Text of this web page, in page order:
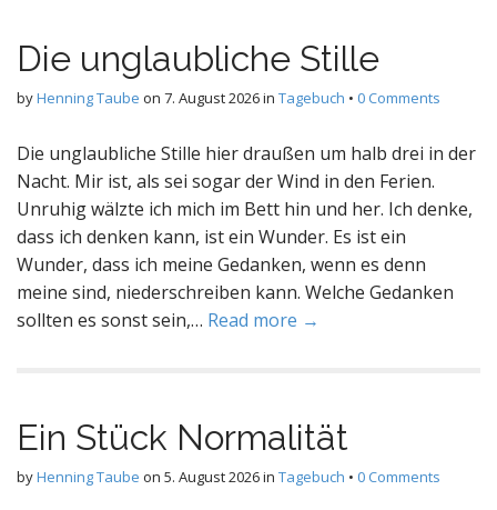
Die unglaubliche Stille
byHenning Taube on 7. August 2026in Tagebuch • 0 Comments
Die unglaubliche Stille hier draußen um halb drei in der
Nacht. Mir ist, als sei sogar der Wind in den Ferien.
Unruhig wälzte ich mich im Bett hin und her. Ich denke,
dass ich denken kann, ist ein Wunder. Es ist ein
Wunder, dass ich meine Gedanken, wenn es denn
meine sind, niederschreiben kann. Welche Gedanken
sollten es sonst sein,… Read more →
Ein Stück Normalität
byHenning Taube on 5. August 2026in Tagebuch • 0 Comments